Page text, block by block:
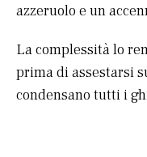
azzeruolo e un
La complessità lo
prima di assestarsi
condensano tutti i